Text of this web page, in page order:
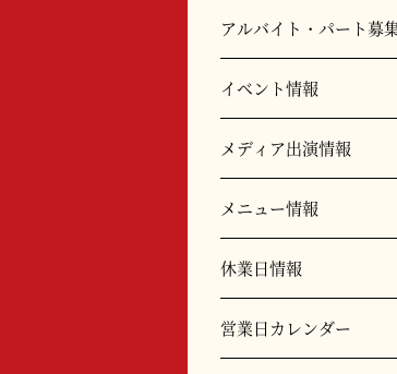
アルバイト・パート募
イベント情報
メディア出演情報
メニュー情報
休業日情報
営業日カレンダー